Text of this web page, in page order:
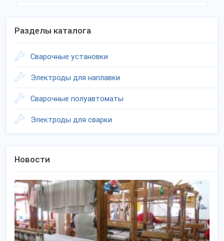
Разделы каталога
Сварочные установки
Электроды для наплавки
Сварочные полуавтоматы
Электроды для сварки
Новости